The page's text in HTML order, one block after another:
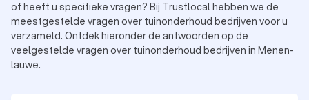
of heeft u specifieke vragen? Bij Trustlocal hebben we de
meestgestelde vragen over tuinonderhoud bedrijven voor u
verzameld. Ontdek hieronder de antwoorden op de
veelgestelde vragen over tuinonderhoud bedrijven in Menen-
lauwe.